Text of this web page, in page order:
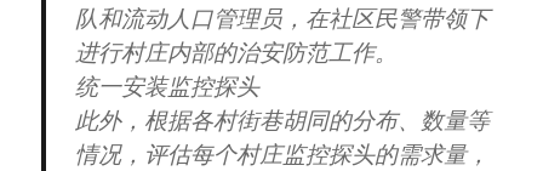
队和流动人口管理员，在社区民警带领下
进行村庄内部的治安防范工作。
统一安装监控探头
此外，根据各村街巷胡同的分布、数量等
情况，评估每个村庄监控探头的需求量，